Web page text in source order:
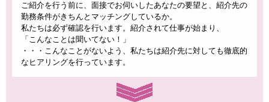
ご紹介を行う前に、面接でお伺いしたあなたの要望と、紹介先の
勤務条件がきちんとマッチングしているか。
私たちは必ず確認を行います。紹介されて仕事が始まり、
「こんなことは聞いてない！」
・・・こんなことがないよう、私たちは紹介先に対しても徹底的
なヒアリングを行っています。